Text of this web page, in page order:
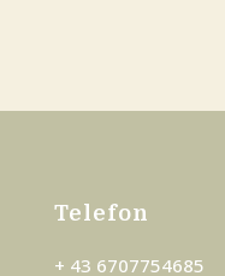
Tele­fon
+ 43 6707754685